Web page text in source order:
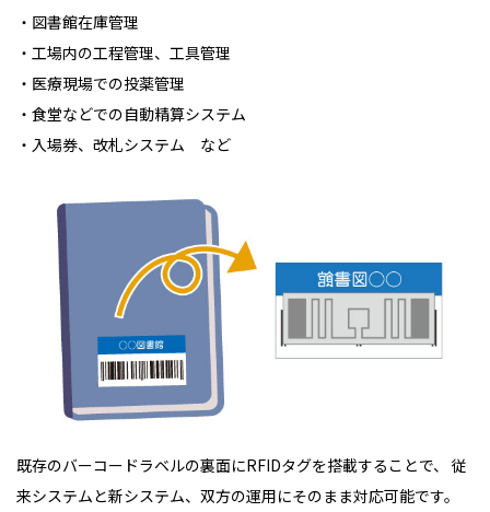
・図書館在庫管理
・工場内の工程管理、工具管理
・医療現場での投薬管理
・食堂などでの自動精算システム
・入場券、改札システム など
既存のバーコードラベルの裏面にRFIDタグを搭載することで、 従
来システムと新システム、双方の運用にそのまま対応可能です。